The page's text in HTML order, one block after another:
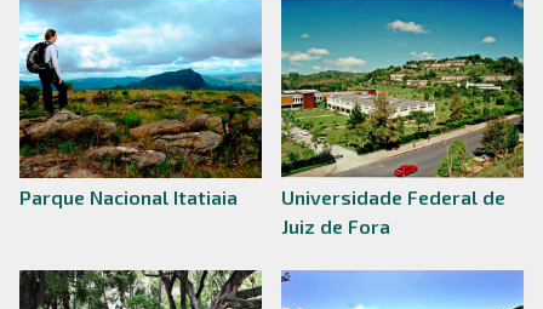
Parque Nacional Itatiaia
Universidade Federal de
Juiz de Fora